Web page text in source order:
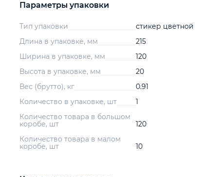
Параметры упаковки
Тип упаковки
стикер цветной
Длина в упаковке, мм
215
Ширина в упаковке, мм
120
Высота в упаковке, мм
20
Вес (брутто), кг
0.91
Количество в упаковке, шт
1
Количество товара в большом
коробе, шт
120
Количество товара в малом
коробе, шт
10